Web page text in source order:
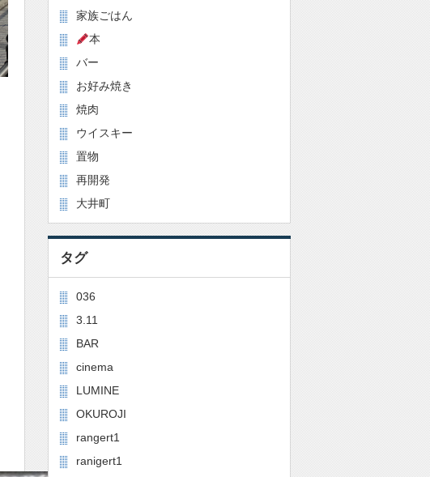
家族ごはん
本
バー
お好み焼き
焼肉
ウイスキー
置物
再開発
大井町
タグ
036
3.11
BAR
cinema
LUMINE
OKUROJI
rangert1
ranigert1